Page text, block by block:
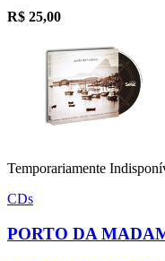
R$ 25,00
Temporariamente
CDs
PORTO DA